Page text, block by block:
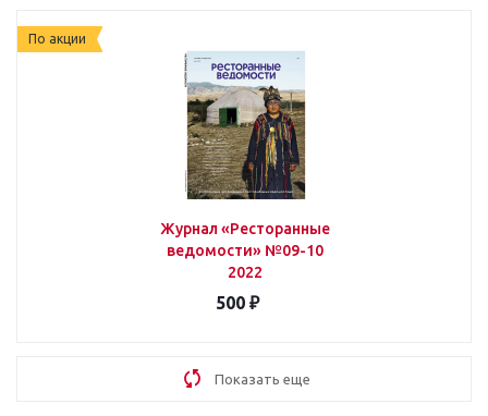
По акции
Журнал «Ресторанные
ведомости» №09-10
2022
500 ₽
Показать еще